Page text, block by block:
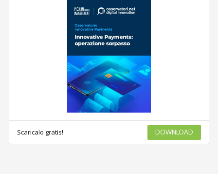
Scaricalo gratis! DOWNLOAD